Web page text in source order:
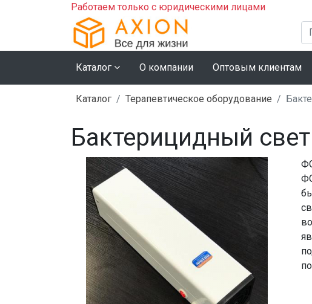
Работаем только с юридическими лицами
Каталог О компании Оптовым клиентам
Каталог Терапевтическое оборудование
Бактерицидный